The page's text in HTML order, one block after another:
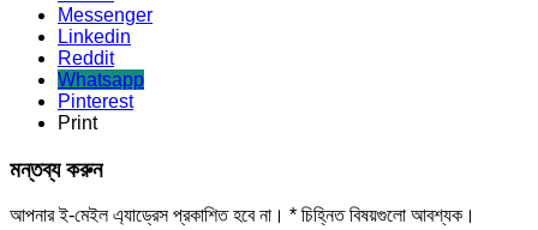
Messenger
Linkedin
Reddit
Whatsapp
Pinterest
Print
মন্তব্য করুন
আপনার ই-মেইল এ্যাড্রেস প্রকাশিত হবে না। * চিহ্নিত বিষয়গুলো আবশ্যক।